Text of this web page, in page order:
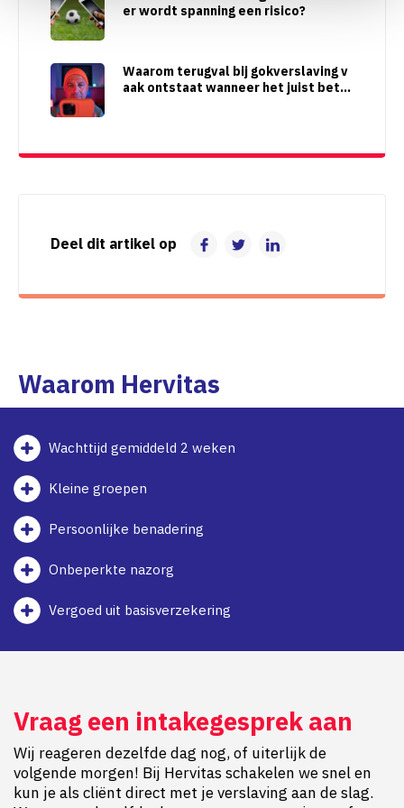
er wordt spanning een risico?
Waarom terugval bij gokverslaving v
aak ontstaat wanneer het juist beter
Deel dit artikel op
Waarom Hervitas
Wachttijd gemiddeld 2 weken
Kleine groepen
Persoonlijke benadering
Onbeperkte nazorg
Vergoed uit basisverzekering
Vraag een intakegesprek aan
Wij reageren dezelfde dag nog, of uiterlijk de
volgende morgen! Bij Hervitas schakelen we snel en
kun je als cliënt direct met je verslaving aan de slag.